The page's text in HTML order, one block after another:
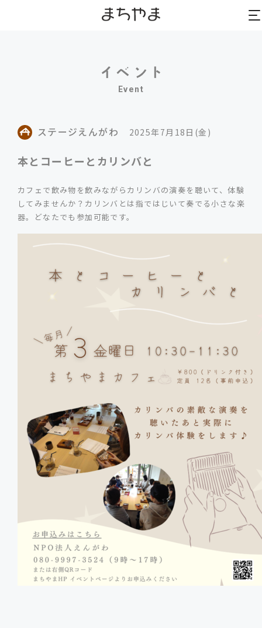
Event
ステージえんがわ 2025年7月18日(金)
本とコーヒーとカリンバと
カフェで飲み物を飲みながらカリンバの演奏を聴いて、体験
してみませんか？カリンバとは指ではじいて奏でる小さな楽
器。どなたでも参加可能です。